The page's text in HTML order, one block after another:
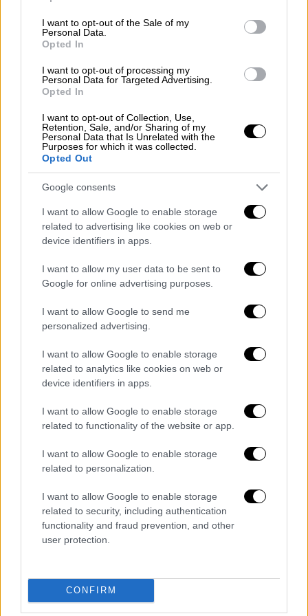
use your data for below specified purposes in below Google
consent section.
I want to opt-out of the Sale of my
Personal Data.
Opted In
I want to opt-out of processing my
Personal Data for Targeted Advertising.
Opted In
I want to opt-out of Collection, Use,
Retention, Sale, and/or Sharing of my
Personal Data that Is Unrelated with the
Purposes for which it was collected.
Opted Out
Google consents
I want to allow Google to enable storage
related to advertising like cookies on web or
device identifiers in apps.
I want to allow my user data to be sent to
Google for online advertising purposes.
I want to allow Google to send me
personalized advertising.
I want to allow Google to enable storage
related to analytics like cookies on web or
device identifiers in apps.
I want to allow Google to enable storage
related to functionality of the website or app.
I want to allow Google to enable storage
related to personalization.
I want to allow Google to enable storage
related to security, including authentication
functionality and fraud prevention, and other
user protection.
CONFIRM
“తన టెస్లాను ‘#WadeMode
చెరువులోకి దింపిన వ్యక్తి
పడవ నడపడానికి అవసరమైన లైసెన్స్
లేకుండా ఇలా వ్యవహరించాడని టెక్సాస్
పోలీసులు కేసు నమోదు చేసినట్లు
సమాచారం#Tesla #Texas
#BreakingNews
pic.twitter.com/cuE20jto4Y
— Janavaani (@Jana_vaani)
May 20,
2026
Το κατέβασε και από τη ράμπα...
Όπως είπε ο ιδιοκτήτης, αποφάσισε να βάλει
σκόπιμα το νέο του όχημα αξίας από 75.000
έως 101.000 δολάρια στο νερό για να
τεστάρει τις δυνατότητές του
κατεβαίνουν οι βάρκες και τα σκάφη.Η
κατάληξη όμως ήταν αυτό να γεμίσει
βρεθεί μπλεγμένος και με χειροπέδες.
Ο ΜακΝτάνιελ συνελήφθη και κατηγορήθηκε
για οδήγηση οχήματος σε λίμνη, έλλειψη
παραβάσεις σχετικά με τον εξοπλισμό
ασφαλείας στο νερό.
«Θέλουμε να υπενθυμίσουμε στους οδηγούς
τεχνικά ικανό να εισέλθει σε ρηχά γλυκά
νερά, κάτι τέτοιο μπορεί να δημιουργήσει